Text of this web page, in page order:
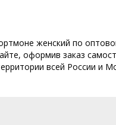
женский по
оформив заказ
всей России и